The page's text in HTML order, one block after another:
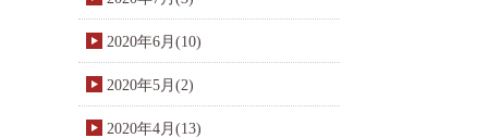
2020年6月(10)
2020年5月(2)
2020年4月(13)